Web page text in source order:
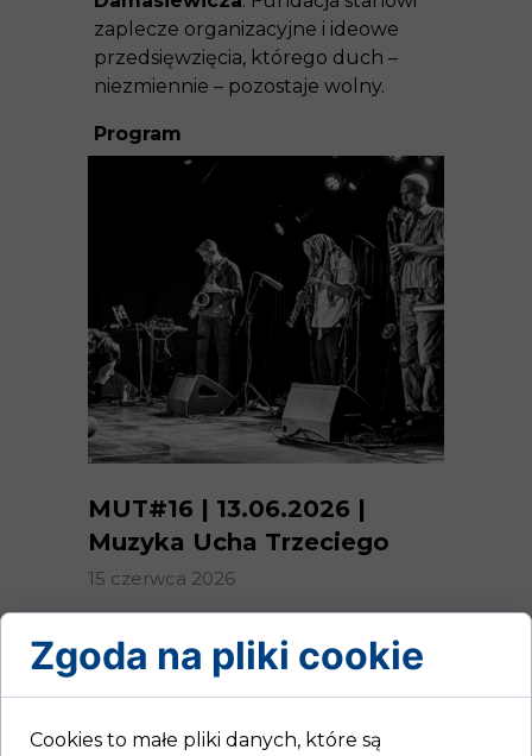
MUT#16 | 13.06.2026 |
Muzyka Ucha Trzeciego
15 czerwca 2026
spotkań i twórczej wolności
Szesnasta odsłona cyklu Muzyka
zaplecze organizacyjne i ideowe
przedsięwzięcia, którego duch –
niezmiennie – pozostaje wolny.
Program
Zgoda na pliki cookie
Cookies to małe pliki danych, które są